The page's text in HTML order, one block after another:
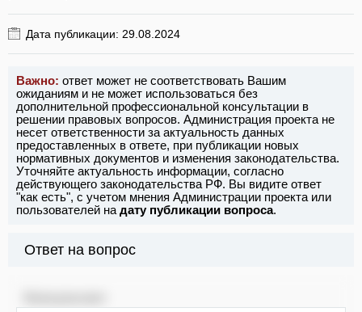
Дата публикации: 29.08.2024
Важно: ответ может не соответствовать Вашим
ожиданиям и не может использоваться без
дополнительной профессиональной консультации в
решении правовых вопросов. Администрация проекта не
несет ответственности за актуальность данных
предоставленных в ответе, при публикации новых
нормативных документов и изменения законодательства.
Уточняйте актуальность информации, согласно
действующего законодательства РФ. Вы видите ответ
"как есть", с учетом мнения Администрации проекта или
пользователей на дату публикации вопроса.
Ответ на вопрос